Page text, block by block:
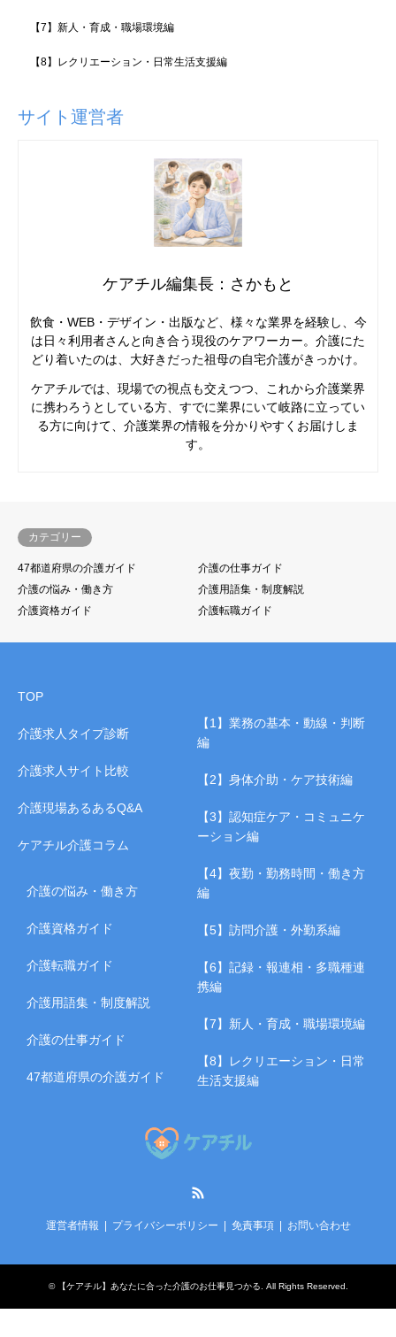
【7】新人・育成・職場環境編
【8】レクリエーション・日常生活支援編
サイト運営者
ケアチル編集長：さかもと
飲食・WEB・デザイン・出版など、様々な業界を経験し、今
は日々利用者さんと向き合う現役のケアワーカー。介護にた
どり着いたのは、大好きだった祖母の自宅介護がきっかけ。
ケアチルでは、現場での視点も交えつつ、これから介護業界
に携わろうとしている方、すでに業界にいて岐路に立ってい
る方に向けて、介護業界の情報を分かりやすくお届けしま
す。
カテゴリー
47都道府県の介護ガイド
介護の仕事ガイド
介護の悩み・働き方
介護用語集・制度解説
介護資格ガイド
介護転職ガイド
TOP
介護求人タイプ診断
介護求人サイト比較
介護現場あるあるQ&A
ケアチル介護コラム
介護の悩み・働き方
介護資格ガイド
介護転職ガイド
介護用語集・制度解説
介護の仕事ガイド
47都道府県の介護ガイド
【1】業務の基本・動線・判断
編
【2】身体介助・ケア技術編
【3】認知症ケア・コミュニケ
ーション編
【4】夜勤・勤務時間・働き方
編
【5】訪問介護・外勤系編
【6】記録・報連相・多職種連
携編
【7】新人・育成・職場環境編
【8】レクリエーション・日常
生活支援編
運営者情報 プライバシーポリシー 免責事項 お問い合わせ
© 【ケアチル】あなたに合った介護のお仕事見つかる . All Rights Reserved.